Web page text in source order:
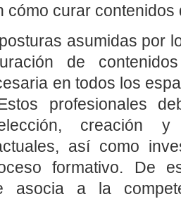
cómo curar
asumidas por
de
en todos los
profesionales
creación
así como
formativo. De
asocia a la